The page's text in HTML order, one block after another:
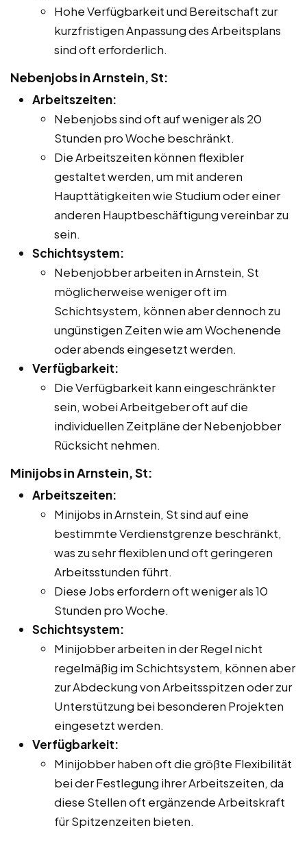
Hohe Verfügbarkeit und Bereitschaft zur
kurzfristigen Anpassung des Arbeitsplans
sind oft erforderlich.
Nebenjobs in Arnstein, St:
Arbeitszeiten:
Nebenjobs sind oft auf weniger als 20
Stunden pro Woche beschränkt.
Die Arbeitszeiten können flexibler
gestaltet werden, um mit anderen
Haupttätigkeiten wie Studium oder einer
anderen Hauptbeschäftigung vereinbar zu
sein.
Schichtsystem:
Nebenjobber arbeiten in Arnstein, St
möglicherweise weniger oft im
Schichtsystem, können aber dennoch zu
ungünstigen Zeiten wie am Wochenende
oder abends eingesetzt werden.
Verfügbarkeit:
Die Verfügbarkeit kann eingeschränkter
sein, wobei Arbeitgeber oft auf die
individuellen Zeitpläne der Nebenjobber
Rücksicht nehmen.
Minijobs in Arnstein, St:
Arbeitszeiten:
Minijobs in Arnstein, St sind auf eine
bestimmte Verdienstgrenze beschränkt,
was zu sehr flexiblen und oft geringeren
Arbeitsstunden führt.
Diese Jobs erfordern oft weniger als 10
Stunden pro Woche.
Schichtsystem:
Minijobber arbeiten in der Regel nicht
regelmäßig im Schichtsystem, können aber
zur Abdeckung von Arbeitsspitzen oder zur
Unterstützung bei besonderen Projekten
eingesetzt werden.
Verfügbarkeit:
Minijobber haben oft die größte Flexibilität
bei der Festlegung ihrer Arbeitszeiten, da
diese Stellen oft ergänzende Arbeitskraft
für Spitzenzeiten bieten.